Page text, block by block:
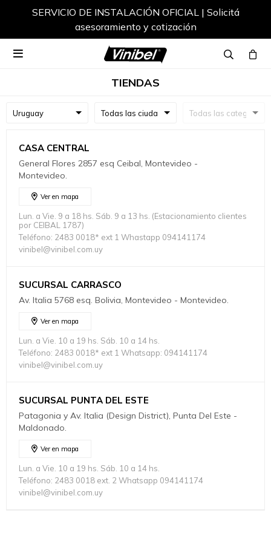
SERVICIO DE INSTALACIÓN OFICIAL | Solicitá
asesoramiento y cotización

TIENDAS
CASA CENTRAL
General Flores 2857 esq Ceibal, Montevideo -
Montevideo.
Ver en mapa
Lun. a Vie. 9 a 18 hs. Sáb. 9 a 13 hs. (Estacionamiento clientes
por CEIBAL 1787)
Teléfono: 2483 0018* ext 1 Whastapp 094141174
vinibel@vinibel.com.uy
SUCURSAL CARRASCO
Av. Italia 5768 esq. Bolivia, Montevideo - Montevideo.
Ver en mapa
Lun. a Vie. 10 a 19 hs. Sáb. 10 a 14 hs.
Teléfono: 2483 0018* ext 1 Whatsapp: 094141174
vinibel@vinibel.com.uy
SUCURSAL PUNTA DEL ESTE
Patagonia y Av. Italia (Design District), Punta Del Este -
Maldonado.
Ver en mapa
Lun. a Vie. 10 a 19 hs. Sáb. 10 a 14 hs.
Teléfono: 2483 0018 ext. 2 Whatsapp 094141174
vinibel@vinibel.com.uy